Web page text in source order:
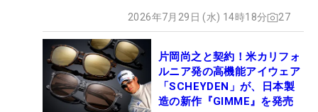
2026年7月29日 (水) 14時18分 27
片岡尚之と契約！米カリフォ
ルニア発の高機能アイウェア
「SCHEYDEN」が、日本製
造の新作『GIMME』を発売